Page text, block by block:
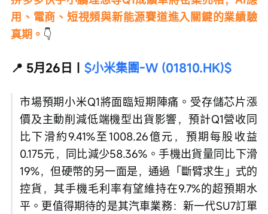
用、電商、短視頻與新能源賽道進入關鍵的業績驗
真期。 👇
📍 5月26日｜ $小米集團-W (01810.HK)$
市場預期小米Q1將面臨短期陣痛。受存儲芯片漲
價及主動削減低端機型出貨影響，預計Q1營收同
比下滑約9.41%至1008.26億元，預期每股收益
0.175元，同比減少58.36%。手機出貨量同比下滑
19%，但硬幣的另一面是，通過「斷臂求生」式的
控貨，其手機毛利率有望維持在9.7%的超預期水
平。更值得期待的是其汽車業務：新一代SU7訂單